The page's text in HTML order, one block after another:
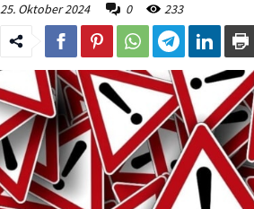
25. Oktober 2024
0 233